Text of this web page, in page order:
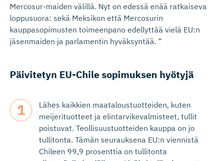
Mercosur-maiden välillä. Nyt on edessä enää ratkaiseva
loppusuora: sekä Meksikon että Mercosurin
kauppasopimusten toimeenpano edellyttää vielä EU:n
jäsenmaiden ja parlamentin hyväksyntää. ”
Päivitetyn EU-Chile sopimuksen hyötyjä
Lähes kaikkien maataloustuotteiden, kuten
meijerituotteet ja elintarvikevalmisteet, tullit
poistuvat. Teollisuustuotteiden kauppa on jo
tullitonta. Tämän seurauksena EU:n viennistä
Chileen 99,9 prosenttia on tullitonta